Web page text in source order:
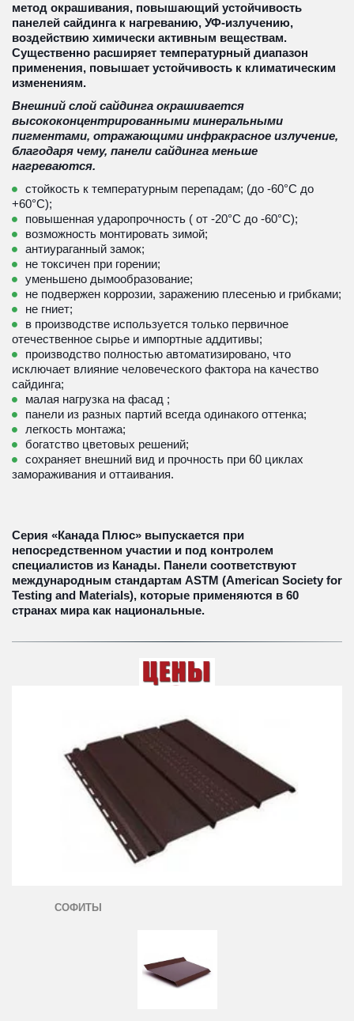
метод окрашивания, повышающий устойчивость
панелей сайдинга к нагреванию, УФ-излучению,
воздействию химически активным веществам.
Существенно расширяет температурный диапазон
применения, повышает устойчивость к климатическим
изменениям.
Внешний слой сайдинга окрашивается
высококонцентрированными минеральными
пигментами, отражающими инфракрасное излучение,
благодаря чему, панели сайдинга меньше
нагреваются.
стойкость к температурным перепадам; (до -60°С до
+60°С);
повышенная ударопрочность ( от -20°С до -60°С);
возможность монтировать зимой;
антиураганный замок;
не токсичен при горении;
уменьшено дымообразование;
не подвержен коррозии, заражению плесенью и грибками;
не гниет;
в производстве используется только первичное
отечественное сырье и импортные аддитивы;
производство полностью автоматизировано, что
исключает влияние человеческого фактора на качество
сайдинга;
малая нагрузка на фасад ;
панели из разных партий всегда одинакого оттенка;
легкость монтажа;
богатство цветовых решений;
сохраняет внешний вид и прочность при 60 циклах
замораживания и оттаивания.
Серия «Канада Плюс» выпускается при
непосредственном участии и под контролем
специалистов из Канады. Панели соответствуют
международным стандартам ASTM (American Society for
Testing and Materials), которые применяются в 60
странах мира как национальные.
СОФИТЫ